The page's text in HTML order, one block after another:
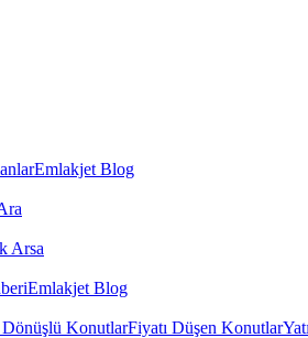
Emlakjet Blog
Arsa
Emlakjet Blog
Dönüşlü KonutlarFiyatı Düşen Konutlar